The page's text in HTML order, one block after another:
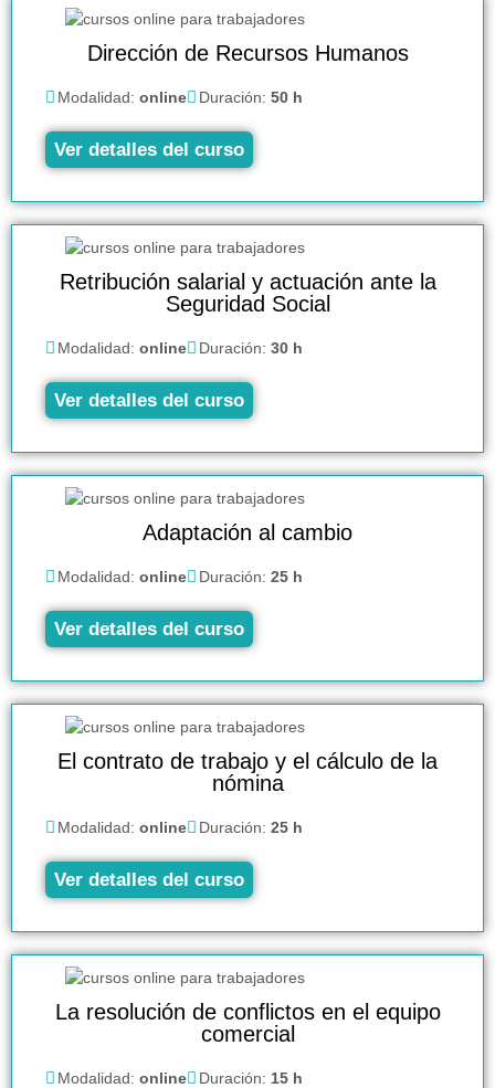
Dirección de Recursos Humanos
Modalidad: online Duración: 50 h
Ver detalles del curso
Retribución salarial y actuación ante la
Seguridad Social
Modalidad: online Duración: 30 h
Ver detalles del curso
Adaptación al cambio
Modalidad: online Duración: 25 h
Ver detalles del curso
El contrato de trabajo y el cálculo de la
nómina
Modalidad: online Duración: 25 h
Ver detalles del curso
La resolución de conflictos en el equipo
comercial
Modalidad: online Duración: 15 h